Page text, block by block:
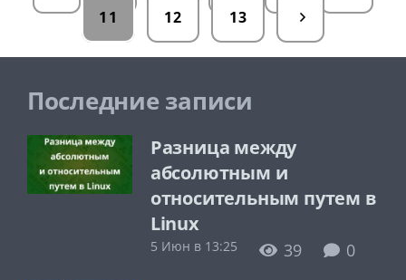
11
12 13
Последние записи
Разница между
абсолютным и
относительным путем в
Linux
5 Июн в 13:25 39 0